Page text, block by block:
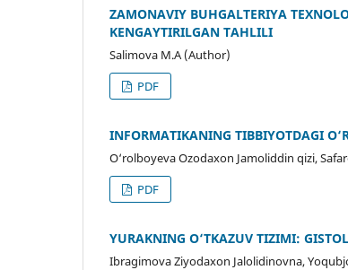
ZAMONAVIY BUHGALTERIYA
KENGAYTIRILGAN TAHLILI
Salimova M.A (Author)
PDF
INFORMATIKANING TIBBIYOTDAGI
O‘rolboyeva Ozodaxon Jamoliddin qizi,
PDF
YURAKNING O‘TKAZUV TIZIMI:
Ibragimova Ziyodaxon Jalolidinovna,